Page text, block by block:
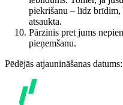
piekrišanu – līdz brīdim,
atsaukta.
Pārzinis pret jums
pieņemšanu.
Pēdējās atjaunināšanas